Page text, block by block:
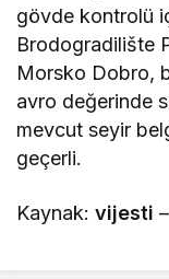
gövde kontrolü
Brodogradilište
Morsko Dobro,
avro değerinde
mevcut seyir
geçerli.
Kaynak:vijesti